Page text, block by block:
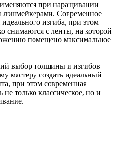
при наращивании
лэшмейкерами. Современное
изгиба, при этом
снимаются с ленты, на которой
помещено максимальное
выбор толщины и изгибов
мастеру создать идеальный
при этом современная
не только классическое, но и